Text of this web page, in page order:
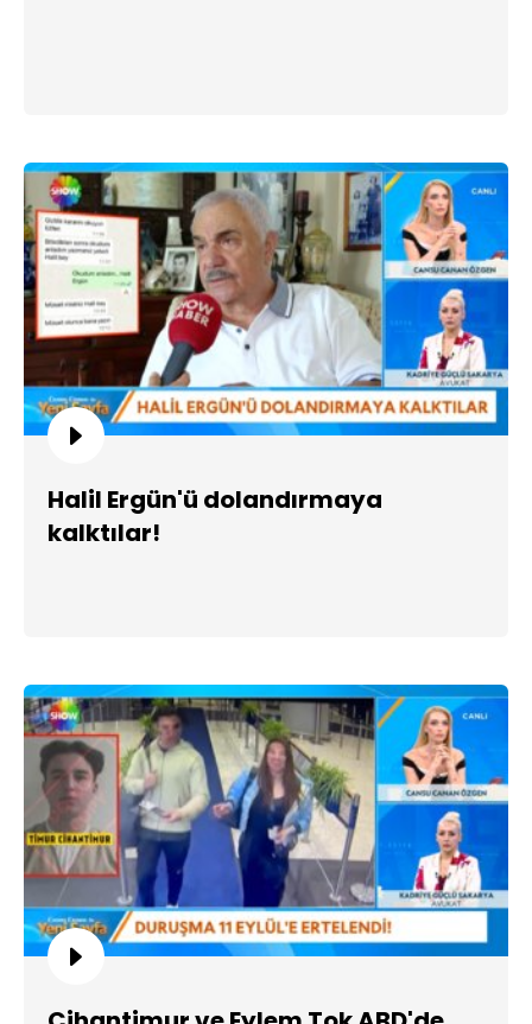
Halil Ergün'ü dolandırmaya
kalktılar!